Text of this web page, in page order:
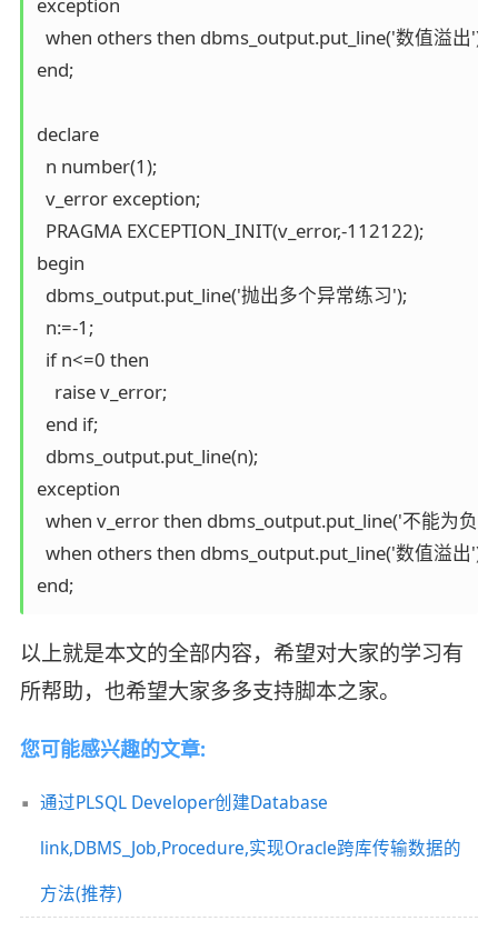
exception
  when others then dbms_output.put_line('数值溢出');
end;
declare
  n number(1);
  v_error exception;
  PRAGMA EXCEPTION_INIT(v_error,-112122);
begin
  dbms_output.put_line('抛出多个异常练习');
  n:=-1;
  if n<=0 then
    raise v_error;
  end if;
  dbms_output.put_line(n);
exception
  when v_error then dbms_output.put_line('不能为负');
  when others then dbms_output.put_line('数值溢出');
end;
以上就是本文的全部内容，希望对大家的学习有
所帮助，也希望大家多多支持脚本之家。
您可能感兴趣的文章:
通过PLSQL Developer创建Database
link,DBMS_Job,Procedure,实现Oracle跨库传输数据的
方法(推荐)